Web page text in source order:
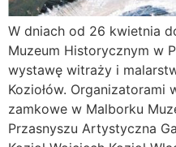
W dniach od 26 kwietnia
Muzeum Historycznym w
wystawę witraży i
Koziołów. Organizatorami
zamkowe w Malborku
Przasnyszu Artystyczna